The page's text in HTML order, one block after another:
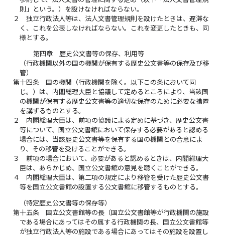
則」という。）を設けなければならない。
２
独立行政法人等は、法人文書管理規則を設けたときは、遅滞な
く、これを公表しなければならない。これを変更したときも、同
様とする。
第四章 歴史公文書等の保存、利用等
（行政機関以外の国の機関が保有する歴史公文書等の保存及び移
管）
第十四条
国の機関（行政機関を除く。以下この条において同
じ。）は、内閣総理大臣と協議して定めるところにより、当該国
の機関が保有する歴史公文書等の適切な保存のために必要な措置
を講ずるものとする。
２
内閣総理大臣は、前項の協議による定めに基づき、歴史公文書
等について、国立公文書館において保存する必要があると認める
場合には、当該歴史公文書等を保有する国の機関との合意によ
り、その移管を受けることができる。
３
前項の場合において、必要があると認めるときは、内閣総理大
臣は、あらかじめ、国立公文書館の意見を聴くことができる。
４
内閣総理大臣は、第二項の規定により移管を受けた歴史公文書
等を国立公文書館の設置する公文書館に移管するものとする。
（特定歴史公文書等の保存等）
第十五条
国立公文書館等の長（国立公文書館等が行政機関の施設
である場合にあってはその属する行政機関の長、国立公文書館等
が独立行政法人等の施設である場合にあってはその施設を設置し